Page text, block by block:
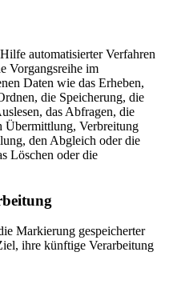
automatisierter Verfahren
Vorgangsreihe im
Daten wie das Erheben,
die Speicherung, die
das Abfragen, die
Übermittlung, Verbreitung
den Abgleich oder die
Löschen oder die
Markierung gespeicherter
ihre künftige Verarbeitung